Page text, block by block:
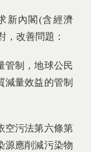
新內閣(含經濟
，改善問題：
管制，地球公民
減量效益的管制
空污法第六條第
源應削減污染物